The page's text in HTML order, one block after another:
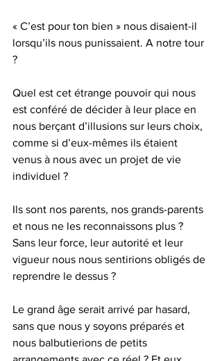
« C’est pour ton bien » nous disaient-il
lorsqu’ils nous punissaient. A notre tour
?
Quel est cet étrange pouvoir qui nous
est conféré de décider à leur place en
nous berçant d’illusions sur leurs choix,
comme si d’eux-mêmes ils étaient
venus à nous avec un projet de vie
individuel ?
Ils sont nos parents, nos grands-parents
et nous ne les reconnaissons plus ?
Sans leur force, leur autorité et leur
vigueur nous nous sentirions obligés de
reprendre le dessus ?
Le grand âge serait arrivé par hasard,
sans que nous y soyons préparés et
nous balbutierions de petits